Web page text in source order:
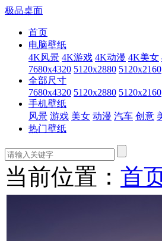
极品桌面
首页
电脑壁纸
4K风景 4K游戏 4K动漫 4K美女
7680x4320 5120x2880 5120x2160
全部尺寸
7680x4320 5120x2880 5120x2160
手机壁纸
风景 游戏 美女 动漫 汽车 创意
热门壁纸
当前位置： 首